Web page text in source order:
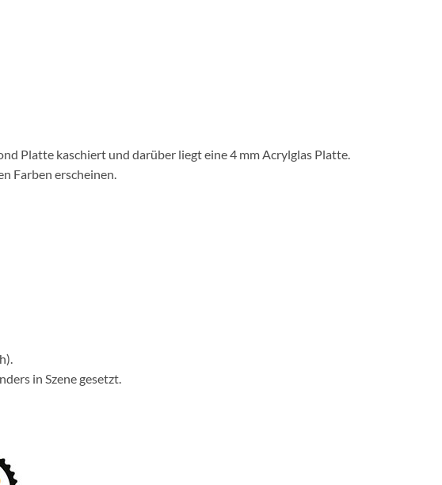
Platte kaschiert und darüber liegt eine 4 mm Acrylglas Platte.
Farben erscheinen.
in Szene gesetzt.